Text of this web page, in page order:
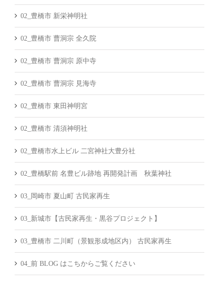
02_豊橋市 新栄神明社
02_豊橋市 曹洞宗 全久院
02_豊橋市 曹洞宗 原中寺
02_豊橋市 曹洞宗 見海寺
02_豊橋市 東田神明宮
02_豊橋市 清須神明社
02_豊橋市水上ビル 二宮神社大豊分社
02_豊橋駅前 名豊ビル跡地 再開発計画 秋葉神社
03_岡崎市 夏山町 古民家再生
03_新城市【古民家再生・黒谷プロジェクト】
03_豊橋市 二川町（景観形成地区内） 古民家再生
04_前 BLOG はこちからご覧ください